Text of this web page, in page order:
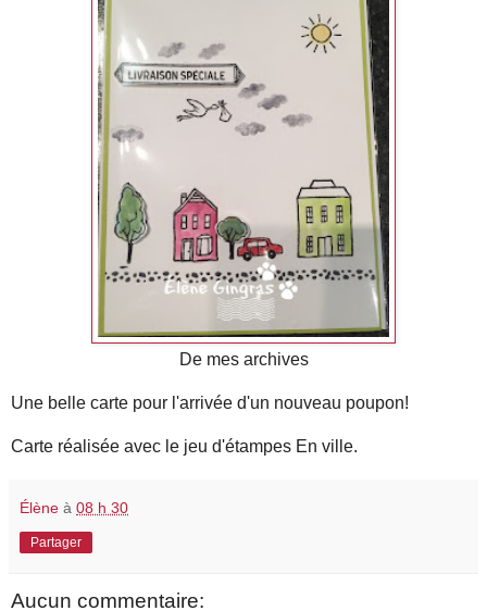
De mes archives
Une belle carte pour l'arrivée d'un nouveau poupon!
Carte réalisée avec le jeu d'étampes En ville.
Élène à 08 h 30
Partager
Aucun commentaire: